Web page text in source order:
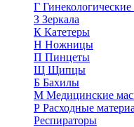
Г
З Зеркала
К Катетеры
Н Ножницы
П Пинцеты
Щ Щипцы
Б Бахилы
М Медицинские
Р Расходные
Респираторы